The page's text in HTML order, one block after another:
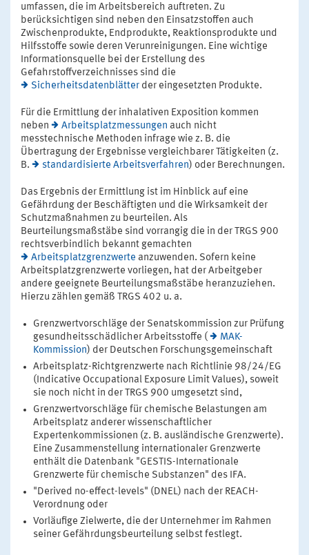
umfassen, die im Arbeitsbereich auftreten. Zu
berücksichtigen sind neben den Einsatzstoffen auch
Zwischenprodukte, Endprodukte, Reaktionsprodukte und
Hilfsstoffe sowie deren Verunreinigungen. Eine wichtige
Informationsquelle bei der Erstellung des
Gefahrstoffverzeichnisses sind die
Sicherheitsdatenblätter der eingesetzten Produkte.
Für die Ermittlung der inhalativen Exposition kommen
neben
Arbeitsplatzmessungen auch nicht
messtechnische Methoden infrage wie z. B. die
Übertragung der Ergebnisse vergleichbarer Tätigkeiten (z.
B.
standardisierte Arbeitsverfahren) oder Berechnungen.
Das Ergebnis der Ermittlung ist im Hinblick auf eine
Gefährdung der Beschäftigten und die Wirksamkeit der
Schutzmaßnahmen zu beurteilen. Als
Beurteilungsmaßstäbe sind vorrangig die in der TRGS 900
rechtsverbindlich bekannt gemachten
Arbeitsplatzgrenzwerte anzuwenden. Sofern keine
Arbeitsplatzgrenzwerte vorliegen, hat der Arbeitgeber
andere geeignete Beurteilungsmaßstäbe heranzuziehen.
Hierzu zählen gemäß TRGS 402 u. a.
Grenzwertvorschläge der Senatskommission zur Prüfung
gesundheitsschädlicher Arbeitsstoffe (
MAK-
Kommission) der Deutschen Forschungsgemeinschaft
Arbeitsplatz-Richtgrenzwerte nach Richtlinie 98/24/EG
(Indicative Occupational Exposure Limit Values), soweit
sie noch nicht in der TRGS 900 umgesetzt sind,
Grenzwertvorschläge für chemische Belastungen am
Arbeitsplatz anderer wissenschaftlicher
Expertenkommissionen (z. B. ausländische Grenzwerte).
Eine Zusammenstellung internationaler Grenzwerte
enthält die Datenbank "GESTIS-Internationale
Grenzwerte für chemische Substanzen" des IFA.
"Derived no-effect-levels" (DNEL) nach der REACH-
Verordnung oder
Vorläufige Zielwerte, die der Unternehmer im Rahmen
seiner Gefährdungsbeurteilung selbst festlegt.